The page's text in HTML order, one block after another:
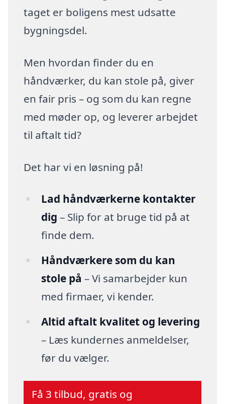
taget er boligens mest udsatte
bygningsdel.
Men hvordan finder du en
håndværker, du kan stole på, giver
en fair pris – og som du kan regne
med møder op, og leverer arbejdet
til aftalt tid?
Det har vi en løsning på!
Lad håndværkerne kontakter
dig – Slip for at bruge tid på at
finde dem.
Håndværkere som du kan
stole på – Vi samarbejder kun
med firmaer, vi kender.
Altid aftalt kvalitet og levering
– Læs kundernes anmeldelser,
før du vælger.
Få 3 tilbud, gratis og